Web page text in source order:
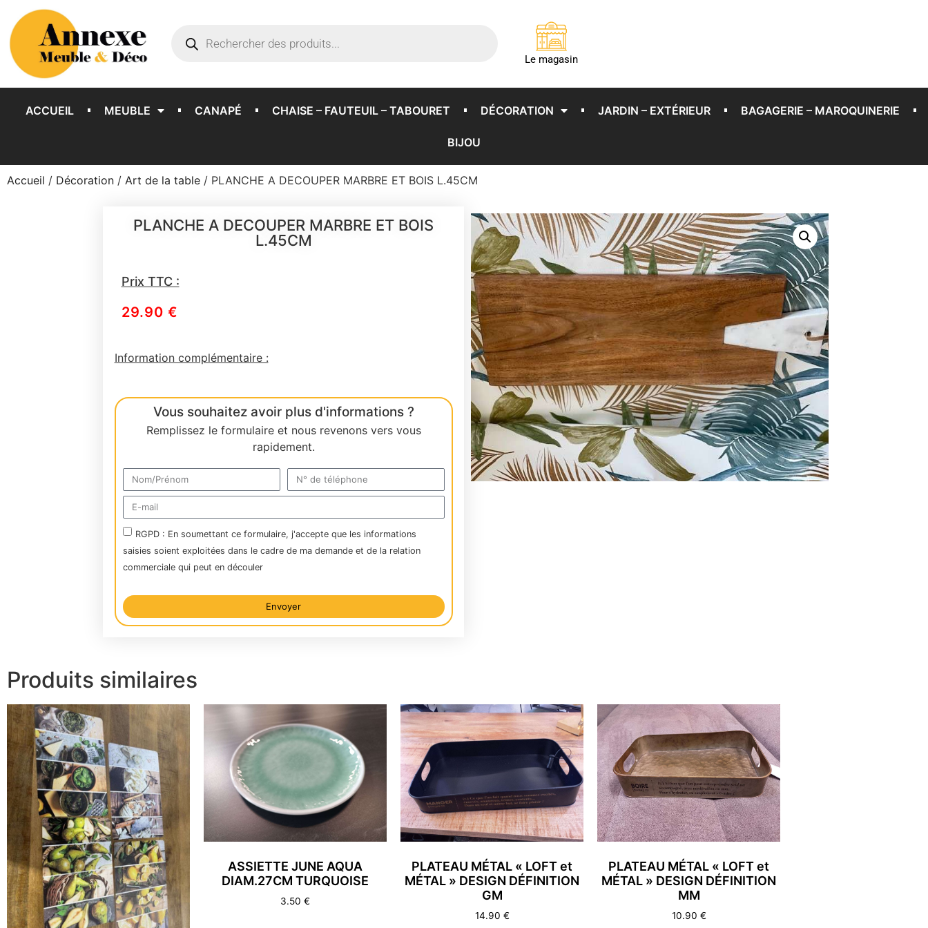
Le magasin
ACCUEIL MEUBLE CANAPÉ CHAISE – FAUTEUIL – TABOURET DÉCORATION JARDIN – EXTÉRIEUR BAGAGERIE – MAROQUINERIE
BIJOU
Accueil / Décoration / Art de la table / PLANCHE A DECOUPER MARBRE ET BOIS L.45CM
PLANCHE A DECOUPER MARBRE ET BOIS
L.45CM
Prix TTC :
29.90 €
Information complémentaire :
Vous souhaitez avoir plus d'informations ?
Remplissez le formulaire et nous revenons vers vous
rapidement.
RGPD : En soumettant ce formulaire, j'accepte que les informations
saisies soient exploitées dans le cadre de ma demande et de la relation
commerciale qui peut en découler
Envoyer
Alternative:
Produits similaires
ASSIETTE JUNE AQUA
DIAM.27CM TURQUOISE
3.50 €
PLATEAU MÉTAL « LOFT et
MÉTAL » DESIGN DÉFINITION
GM
14.90 €
PLATEAU MÉTAL « LOFT et
MÉTAL » DESIGN DÉFINITION
MM
10.90 €